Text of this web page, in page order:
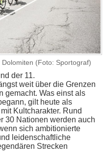
(Foto: Sportograf)
der 11.
weit über die Grenzen
gemacht. Was einst als
gilt heute als
Kultcharakter. Rund
30 Nationen werden auch
sich ambitionierte
leidenschaftliche
Strecken